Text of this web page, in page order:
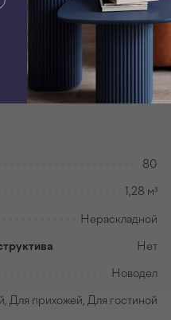
80
1,28 м³
Нераскладной
Нет
Новодел
Для прихожей, Для гостиной